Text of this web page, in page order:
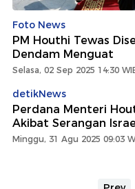
Foto News
PM Houthi Tewas
Dendam Menguat
Selasa, 02 Sep 2025 14:30
detikNews
Perdana Menteri
Akibat Serangan
Minggu, 31 Agu 2025 09:03